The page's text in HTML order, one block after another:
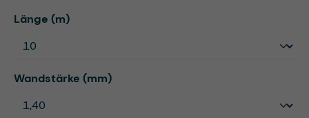
Länge (m)auswählen
Wandstärke (mm)auswählen